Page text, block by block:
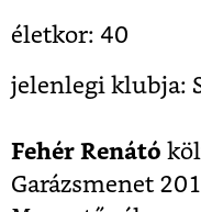
életkor: 40
jelenlegi klubja:
Fehér Renátó
Garázsmenet